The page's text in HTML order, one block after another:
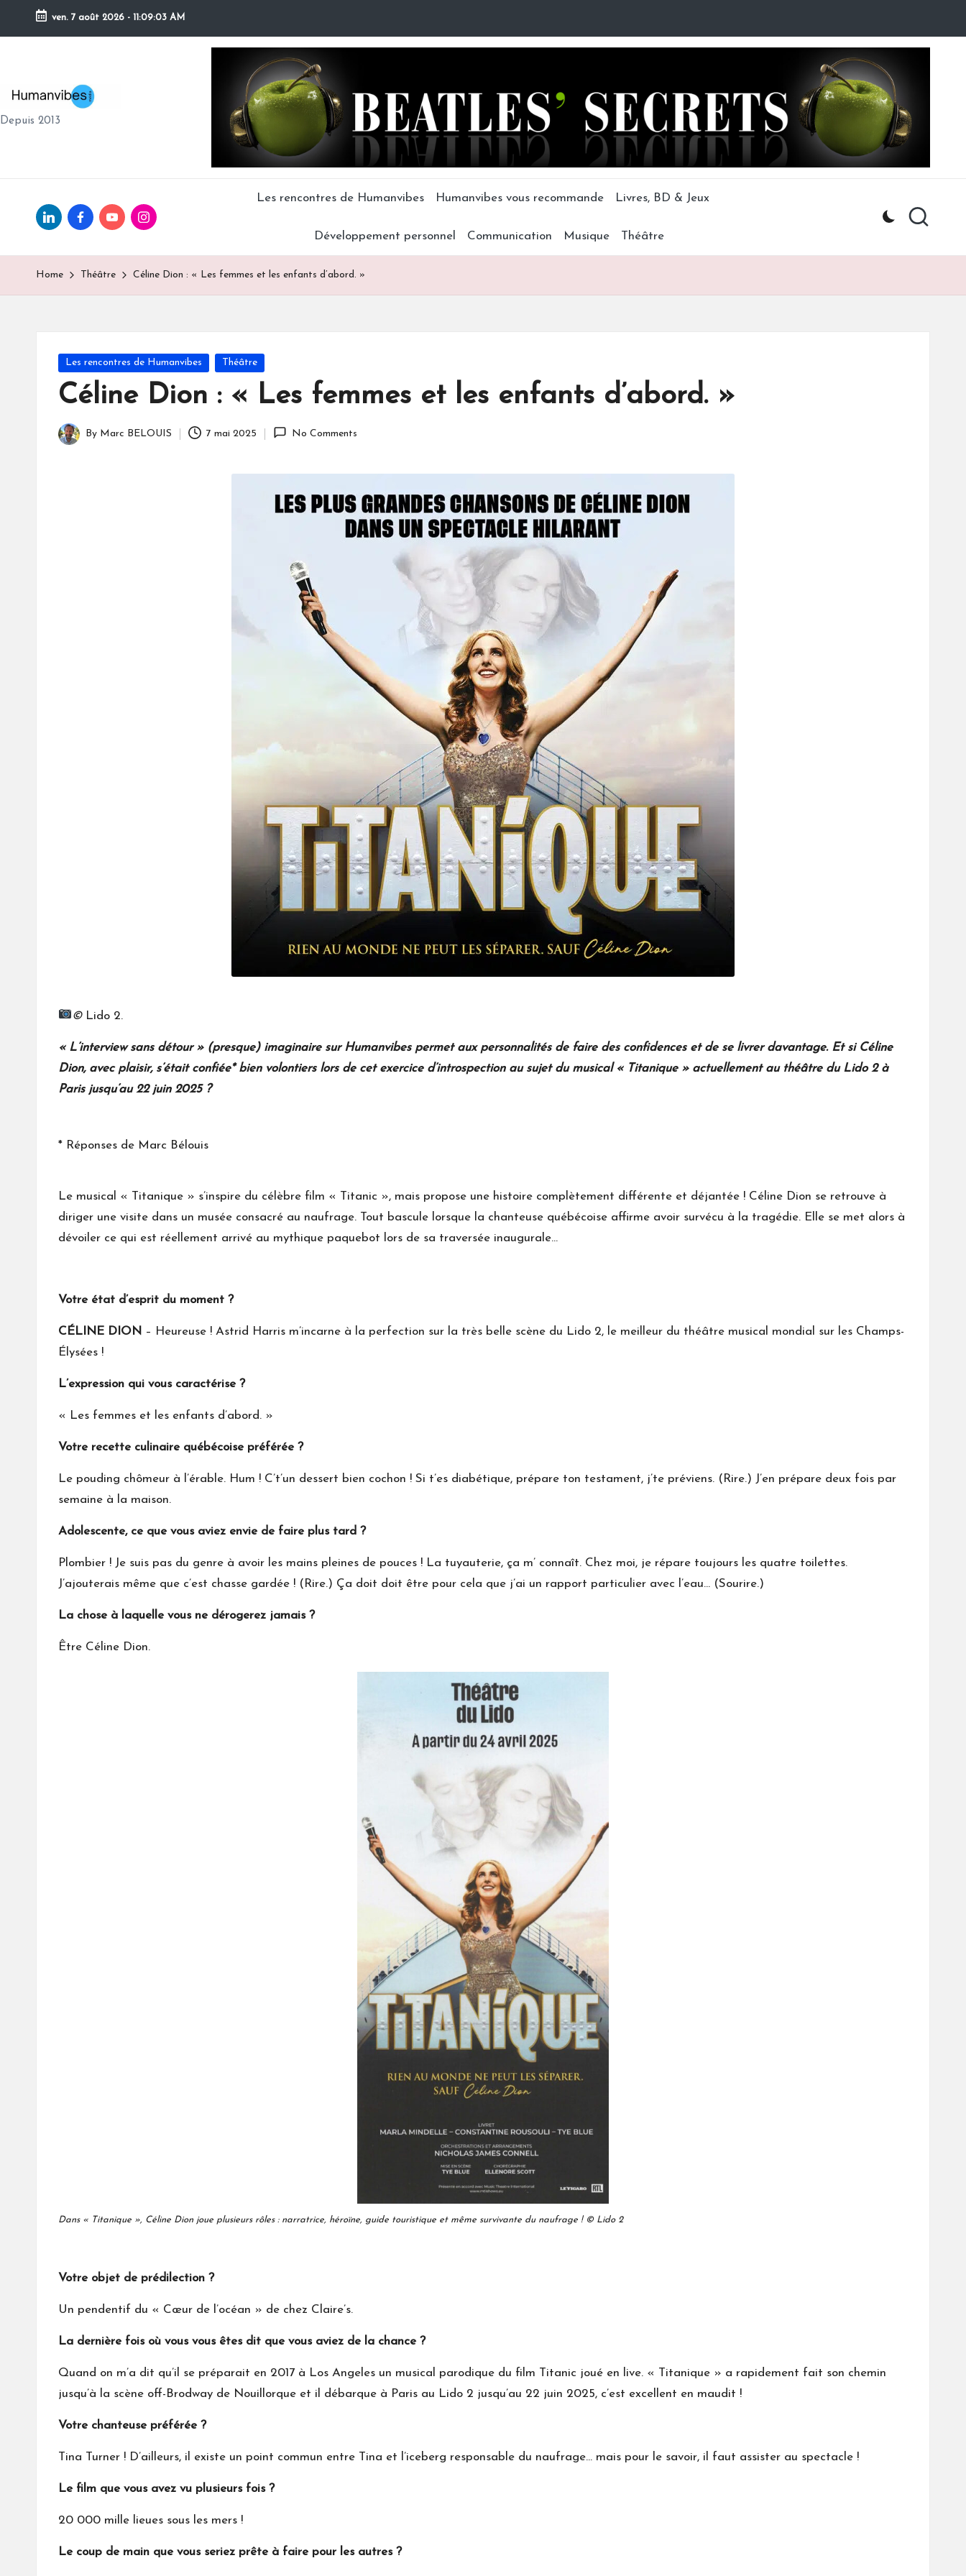
Skip
ven. 7 août 2026 - 11:09:04 AM
H
U
V
IB
Depuis 2013
Linkedin.comfacebook.com
Youtube.comInstagram.com
Les rencontres de Humanvibes Humanvibes vous recommande Livres, BD & Jeux
Développement personnel Communication Musique Théâtre
Home Théâtre Céline Dion : « Les femmes et les enfants d’abord. »
Posted
Les rencontres de Humanvibes Théâtre
Céline Dion : « Les femmes et les enfants d’abord. »
Posted
By Marc BELOUIS 7 mai 2025 No Comments
©Lido 2.
« L’interview sans détour » (presque) imaginaire sur Humanvibes permet aux personnalités de faire des confidences et de se livrer davantage. Et si Céline
Dion, avec plaisir, s’était confiée* bien volontiers lors de cet exercice d’introspection au sujet du musical « Titanique » actuellement au théâtre du Lido 2 à
Paris jusqu’au 22 juin 2025 ?
* Réponses de Marc Bélouis
Le musical « Titanique » s’inspire du célèbre film « Titanic », mais propose une histoire complètement différente et déjantée ! Céline Dion se retrouve à
diriger une visite dans un musée consacré au naufrage. Tout bascule lorsque la chanteuse québécoise affirme avoir survécu à la tragédie. Elle se met alors à
dévoiler ce qui est réellement arrivé au mythique paquebot lors de sa traversée inaugurale…
Votre état d’esprit du moment ?
CÉLINE DION – Heureuse ! Astrid Harris m’incarne à la perfection sur la très belle scène du Lido 2, le meilleur du théâtre musical mondial sur les Champs-
Élysées !
L’expression qui vous caractérise ?
« Les femmes et les enfants d’abord. »
Votre recette culinaire québécoise préférée ?
Le pouding chômeur à l’érable. Hum ! C’t’un dessert bien cochon ! Si t’es diabétique, prépare ton testament, j’te préviens. (Rire.) J’en prépare deux fois par
semaine à la maison.
Adolescente, ce que vous aviez envie de faire plus tard ?
Plombier ! Je suis pas du genre à avoir les mains pleines de pouces ! La tuyauterie, ça m’ connaît. Chez moi, je répare toujours les quatre toilettes.
J’ajouterais même que c’est chasse gardée ! (Rire.) Ça doit doit être pour cela que j’ai un rapport particulier avec l’eau… (Sourire.)
La chose à laquelle vous ne dérogerez jamais ?
Être Céline Dion.
Dans « Titanique », Céline Dion joue plusieurs rôles : narratrice, héroïne, guide touristique et même survivante du naufrage ! © Lido 2
Votre objet de prédilection ?
Un pendentif du « Cœur de l’océan » de chez Claire’s.
La dernière fois où vous vous êtes dit que vous aviez de la chance ?
Quand on m’a dit qu’il se préparait en 2017 à Los Angeles un musical parodique du film Titanic joué en live. « Titanique » a rapidement fait son chemin
jusqu’à la scène off-Brodway de Nouillorque et il débarque à Paris au Lido 2 jusqu’au 22 juin 2025, c’est excellent en maudit !
Votre chanteuse préférée ?
Tina Turner ! D’ailleurs, il existe un point commun entre Tina et l’iceberg responsable du naufrage… mais pour le savoir, il faut assister au spectacle !
Le film que vous avez vu plusieurs fois ?
20 000 mille lieues sous les mers !
Le coup de main que vous seriez prête à faire pour les autres ?